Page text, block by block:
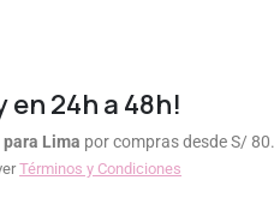
en 24h a 48h!
para Lima por compras desde S/ 80.
Términos y Condiciones